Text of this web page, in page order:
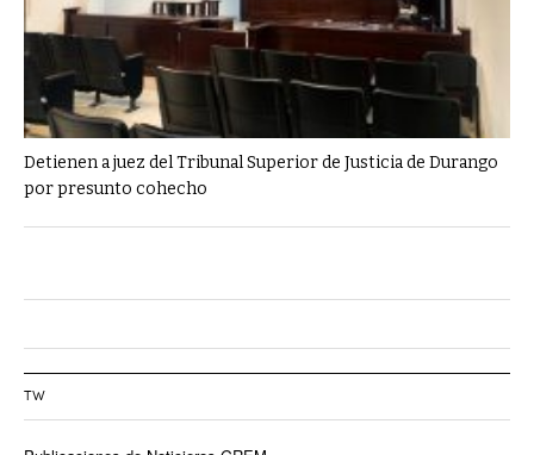
Detienen a juez del Tribunal Superior de Justicia de Durango
por presunto cohecho
TW